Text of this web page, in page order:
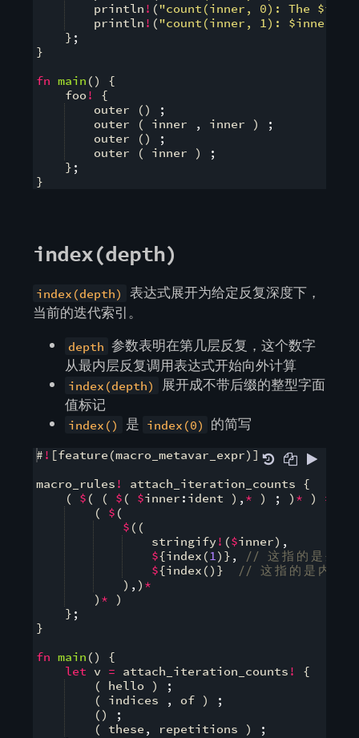
    println
! ("count(inner, 0): The
    println
! ("count(inner, 1): $inner
} ;
}
fn main ( )
{
    foo
!
{
    outer
( )
;
    outer
( inner , inner )
;
    outer
( )
;
    outer
( inner )
;
} ;
}
index(depth)
index(depth)
表达式展开为给定反复深度下，
当前的迭代索引。
depth 参数表明在第几层反复，这个数字
从最内层反复调用表达式开始向外计算
index(depth)
展开成不带后缀的整型字面
值标记
index() 是 index(0) 的简写
# ! [feature (macro_metavar_expr)]
macro_rules ! attach_iteration_counts {
(
$ ( ( $ ( $inner : ident ) , * ) ; ) * ) =>
(
$ (
$ ((
    stringify
! ($inner) ,
${index (1)} , // 这指 的 是 外
${index ( )} // 这指 的 是 内
) , ) *
) *
)
} ;
}
fn main ( )
{
let v = attach_iteration_counts !
{
(
hello )
;
(
indices , of )
;
( )
;
(
these , repetitions )
;